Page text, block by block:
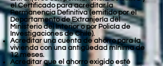
el Certificado para acreditar la
Permanencia Definitiva (emitido por el
Departamento de Extranjería del
Ministerio del Interior o por Policía de
Investigaciones de Chile).
Acreditar una cuenta de ahorro para la
vivienda con una antigüedad mínima de
12 meses.
Acreditar que el ahorro exigido esté